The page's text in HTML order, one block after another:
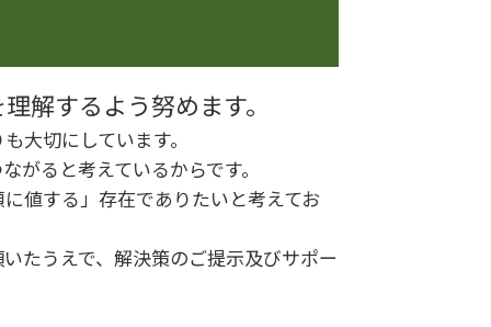
遺言書作成 杉並区
遺産分割 預貯金
遺言書作成 世田谷区
遺産分割調停 必要書類
解するよう努めます。
大切にしています。
がると考えているからです。
値する」存在でありたいと考えてお
たうえで、解決策のご提示及びサポー